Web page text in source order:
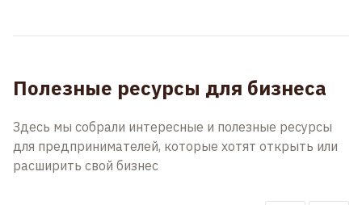
Полезные ресурсы для бизнеса
Здесь мы собрали интересные и полезные ресурсы
для предпринимателей, которые хотят открыть или
расширить свой бизнес